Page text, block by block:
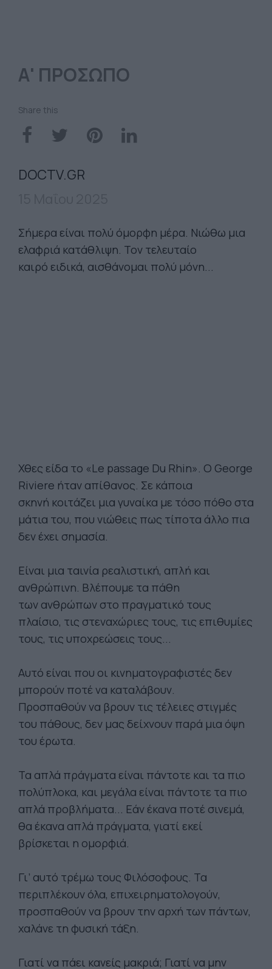
Α' ΠΡΟΣΩΠΟ
Share this
DOCTV.GR
Σήμερα είναι πολύ όμορφη μέρα. Νιώθω μια
ελαφριά κατάθλιψη. Τον τελευταίο
καιρό ειδικά, αισθάνομαι πολύ μόνη...
Χθες είδα το «Le passage Du Rhin». Ο George
Riviere ήταν απίθανος. Σε κάποια
σκηνή κοιτάζει μια γυναίκα με τόσο πόθο στα
μάτια του, που νιώθεις πως τίποτα άλλο πια
δεν έχει σημασία.
Είναι μια ταινία ρεαλιστική, απλή και
ανθρώπινη. Βλέπουμε τα πάθη
των ανθρώπων στο πραγματικό τους
πλαίσιο, τις στεναχώριες τους, τις επιθυμίες
τους, τις υποχρεώσεις τους...
Αυτό είναι που οι κινηματογραφιστές δεν
μπορούν ποτέ να καταλάβουν.
Προσπαθούν να βρουν τις τέλειες στιγμές
του πάθους, δεν μας δείχνουν παρά μια όψη
του έρωτα.
Τα απλά πράγματα είναι πάντοτε και τα πιο
πολύπλοκα, και μεγάλα είναι πάντοτε τα πιο
απλά προβλήματα... Εάν έκανα ποτέ σινεμά,
θα έκανα απλά πράγματα, γιατί εκεί
βρίσκεται η ομορφιά.
Γι’ αυτό τρέμω τους Φιλόσοφους. Τα
περιπλέκουν όλα, επιχειρηματολογούν,
προσπαθούν να βρουν την αρχή των πάντων,
χαλάνε τη φυσική τάξη.
Γιατί να πάει κανείς μακριά; Γιατί να μην